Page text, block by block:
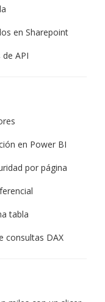
en Sharepoint
API
en Power BI
por página
tabla
consultas DAX